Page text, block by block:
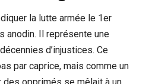
la lutte armée le 1er
anodin. Il représente une
d’injustices. Ce
par caprice, mais comme un